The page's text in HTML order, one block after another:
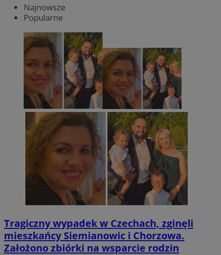
Najnowsze
Popularne
Tragiczny wypadek w Czechach, zginęli
mieszkańcy Siemianowic i Chorzowa.
Założono zbiórki na wsparcie rodzin